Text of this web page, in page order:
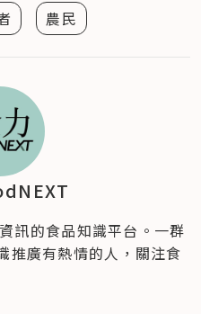
農民
訊的食品知識平台。一群
推廣有熱情的人，關注食